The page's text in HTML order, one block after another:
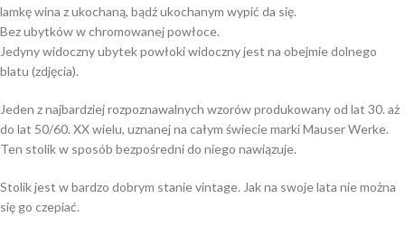
lamkę wina z ukochaną, bądź ukochanym wypić da się.
Bez ubytków w chromowanej powłoce.
Jedyny widoczny ubytek powłoki widoczny jest na obejmie dolnego
blatu (zdjęcia).
Jeden z najbardziej rozpoznawalnych wzorów produkowany od lat 30. aż
do lat 50/60. XX wielu, uznanej na całym świecie marki Mauser Werke.
Ten stolik w sposób bezpośredni do niego nawiązuje.
Stolik jest w bardzo dobrym stanie vintage. Jak na swoje lata nie można
się go czepiać.